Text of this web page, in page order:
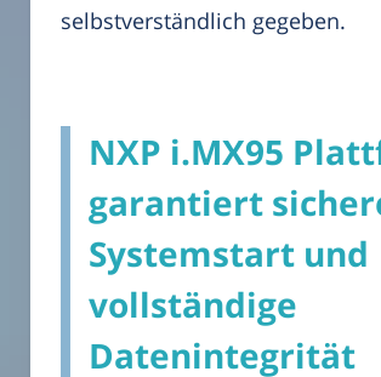
selbstverständlich gegeben.
NXP i.MX95
garantiert
Systemstart und
vollständige
Datenintegrität